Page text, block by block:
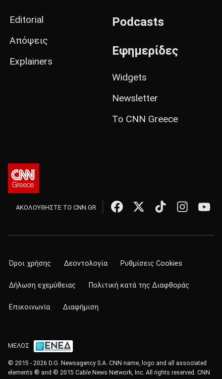
Editorial
Απόψεις
Explainers
Podcasts
Εφημερίδες
Widgets
Newsletter
Το CNN Greece
ΑΚΟΛΟΥΘΗΣΤΕ ΤΟ CNN.GR
Όροι χρήσης Δεοντολογία Ρυθμίσεις Cookies
Δήλωση εχεμύθειας Πολιτική κατά της Διαφθοράς
Επικοινωνία Διαφήμιση
ΜΕΛΟΣ
© 2015 - 2026 D.G. Newsagency S.A. CNN name, logo and all associated
elements ® and © 2015 Cable News Network, Inc. All rights reserved. CNN